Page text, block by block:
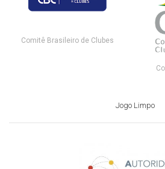
Comitê Brasileiro de Clubes
Jogo Limpo